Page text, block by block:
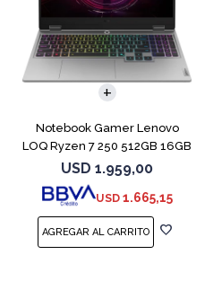
Notebook Gamer Lenovo
LOQ Ryzen 7 250 512GB 16GB
RTX 5060
USD 1.959,00
USD 1.665,15
COMPARAR